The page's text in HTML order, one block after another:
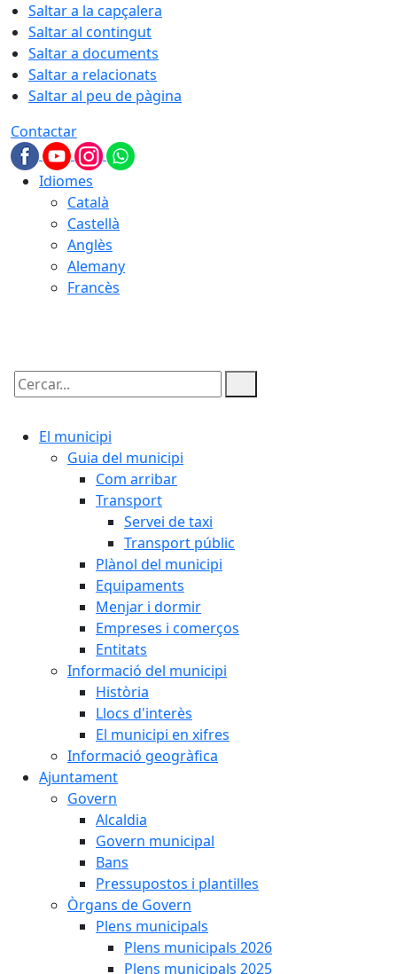
Saltar a la capçalera
Saltar al contingut
Saltar a documents
Saltar a relacionats
Saltar al peu de pàgina
Contactar
Idiomes
Català
Castellà
Anglès
Alemany
Francès
Cercar:
El municipi
Guia del municipi
Com arribar
Transport
Servei de taxi
Transport públic
Plànol del municipi
Equipaments
Menjar i dormir
Empreses i comerços
Entitats
Informació del municipi
Història
Llocs d'interès
El municipi en xifres
Informació geogràfica
Ajuntament
Govern
Alcaldia
Govern municipal
Bans
Pressupostos i plantilles
Òrgans de Govern
Plens municipals
Plens municipals 2026
Plens municipals 2025